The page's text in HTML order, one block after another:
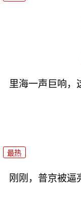
里海一声巨响，
最热
刚刚，普京被逼